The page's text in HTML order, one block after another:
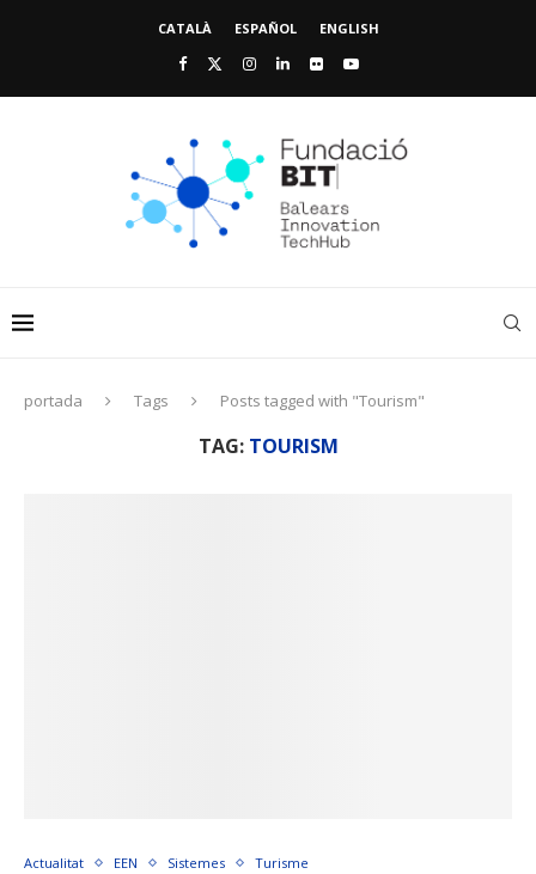
CATALÀ ESPAÑOL ENGLISH
portada Tags Posts tagged with "Tourism"
TAG: TOURISM
Actualitat EEN Sistemes Turisme